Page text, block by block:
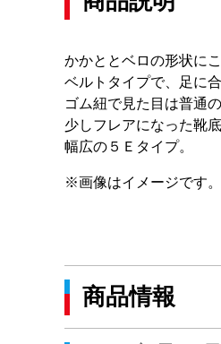
かかととベロの形状に
ベルトタイプで、足に
ゴム紐で見た目は普通
少しフレアになった靴
幅広の５Ｅタイプ。
※画像はイメージです
商品情報